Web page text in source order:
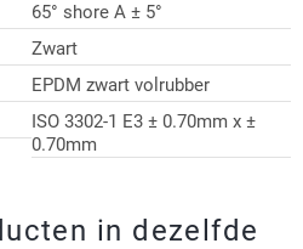
65° shore A ± 5°
Zwart
EPDM zwart volrubber
ISO 3302-1 E3 ± 0.70mm x ±
0.70mm
in dezelfde